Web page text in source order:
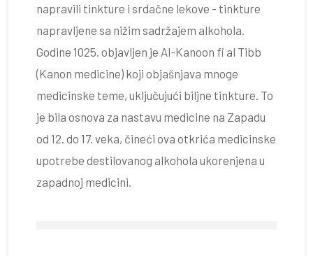
napravili tinkture i srdačne lekove - tinkture
napravljene sa nižim sadržajem alkohola.
Godine 1025. objavljen je Al-Kanoon fi al Tibb
(Kanon medicine) koji objašnjava mnoge
medicinske teme, uključujući biljne tinkture. To
je bila osnova za nastavu medicine na Zapadu
od 12. do 17. veka, čineći ova otkrića medicinske
upotrebe destilovanog alkohola ukorenjena u
zapadnoj medicini.